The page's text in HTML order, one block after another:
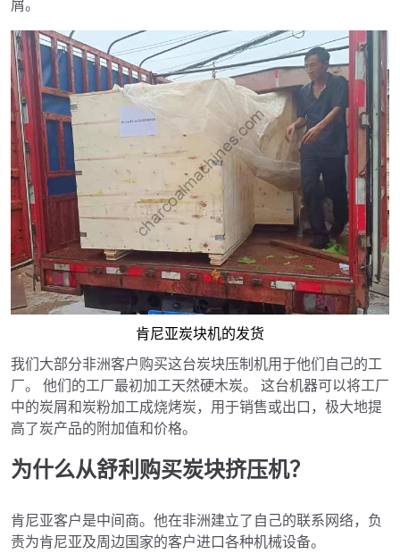
屑。
肯尼亚炭块机的发货
我们大部分非洲客户购买这台炭块压制机用于他们自己的工
厂。 他们的工厂最初加工天然硬木炭。 这台机器可以将工厂
中的炭屑和炭粉加工成烧烤炭，用于销售或出口，极大地提
高了炭产品的附加值和价格。
为什么从舒利购买炭块挤压机？
肯尼亚客户是中间商。他在非洲建立了自己的联系网络，负
责为肯尼亚及周边国家的客户进口各种机械设备。